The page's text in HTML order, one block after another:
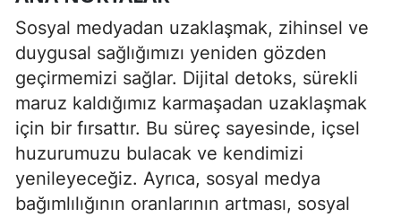
Hakkari
Hatay
Isparta
Mersin
İstanbul
Sosyal medyadan uzaklaşmak, zihinsel ve
duygusal sağlığımızı yeniden gözden
geçirmemizi sağlar. Dijital detoks, sürekli
maruz kaldığımız karmaşadan uzaklaşmak
için bir fırsattır. Bu süreç sayesinde, içsel
huzurumuzu bulacak ve kendimizi
yenileyeceğiz. Ayrıca, sosyal medya
bağımlılığının oranlarının artması, sosyal